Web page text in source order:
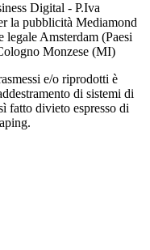
Digital - P.Iva
la pubblicità Mediamond
Amsterdam (Paesi
Monzese (MI)
e/o riprodotti è
di sistemi di
fatto divieto espresso di